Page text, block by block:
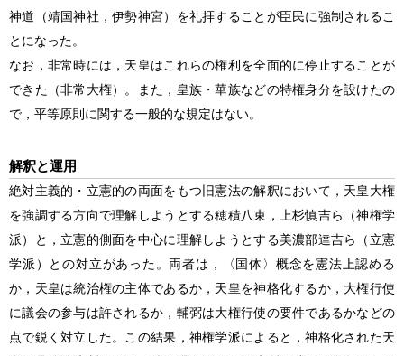
神道（靖国神社，伊勢神宮）を礼拝することが臣民に強制されるこ
とになった。
なお，非常時には，天皇はこれらの権利を全面的に停止することが
できた（非常大権）。また，皇族・華族などの特権身分を設けたの
で，平等原則に関する一般的な規定はない。
解釈と運用
絶対主義的・立憲的の両面をもつ旧憲法の解釈において，天皇大権
を強調する方向で理解しようとする穂積八束，上杉慎吉ら（神権学
派）と，立憲的側面を中心に理解しようとする美濃部達吉ら（立憲
学派）との対立があった。両者は，〈国体〉概念を憲法上認める
か，天皇は統治権の主体であるか，天皇を神格化するか，大権行使
に議会の参与は許されるか，輔弼は大権行使の要件であるかなどの
点で鋭く対立した。この結果，神権学派によると，神格化された天